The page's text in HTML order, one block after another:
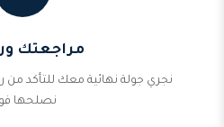
مراجعتك
نجري جولة نهائية معك للتأكد من
نصلحها